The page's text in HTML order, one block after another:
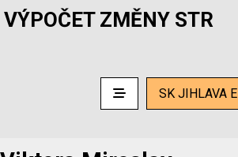
VÝPOČET ZMĚNY STR
SK JIHLAVA E